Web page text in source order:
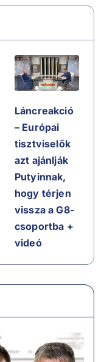
Láncreakció
– Európai
tisztviselők
azt ajánlják
Putyinnak,
hogy térjen
vissza a G8-
csoportba +
videó